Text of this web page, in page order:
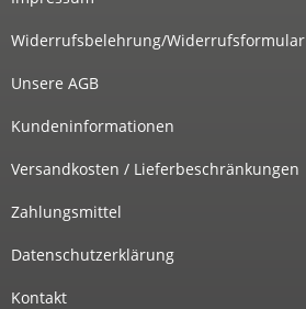
Widerrufsbelehrung/Widerrufsformular
Unsere AGB
Kundeninformationen
Versandkosten / Lieferbeschränkungen
Zahlungsmittel
Datenschutzerklärung
Kontakt